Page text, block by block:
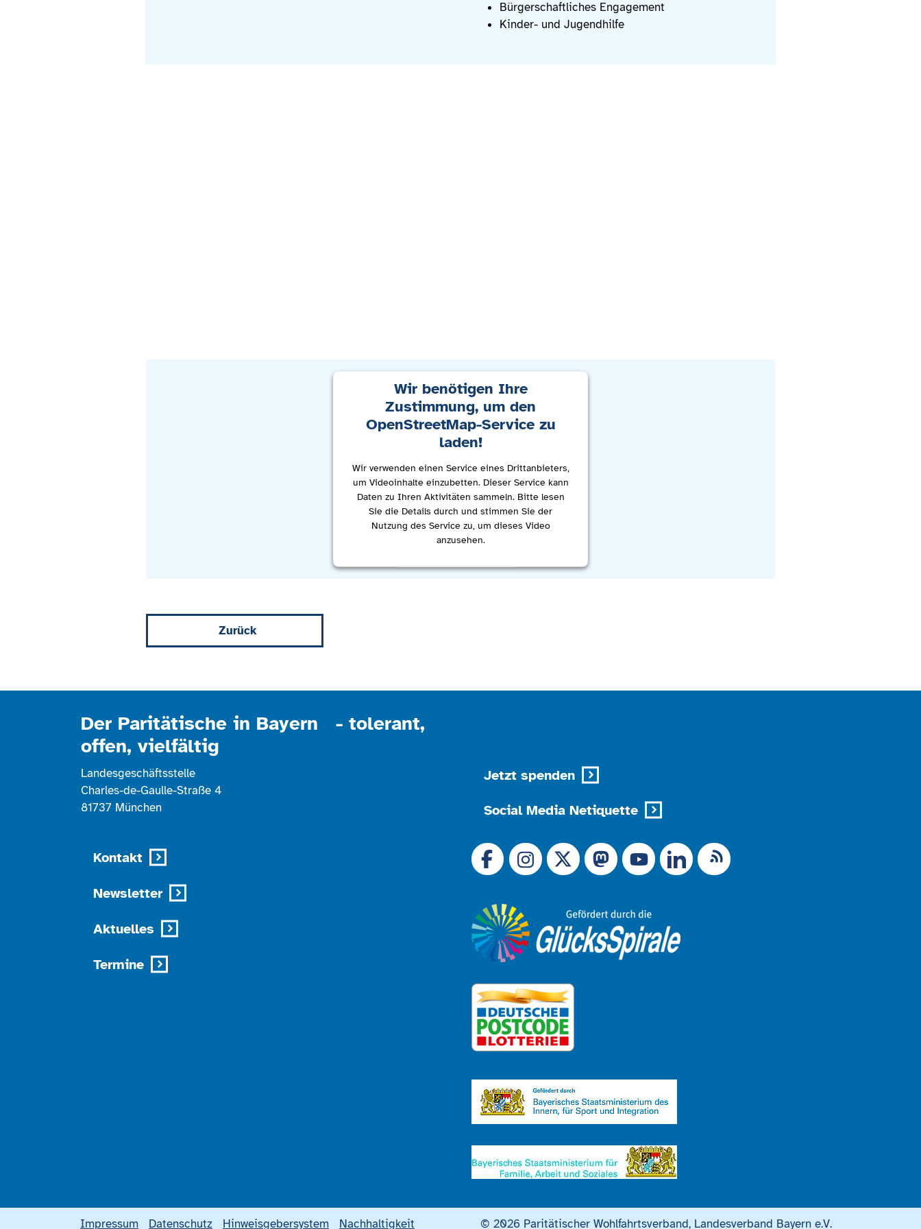
Bürgerschaftliches Engagement
Kinder- und Jugendhilfe
Wir benötigen Ihre
Zustimmung, um den
OpenStreetMap-Service zu
laden!
Wir verwenden einen Service eines Drittanbieters,
um Videoinhalte einzubetten. Dieser Service kann
Daten zu Ihren Aktivitäten sammeln. Bitte lesen
Sie die Details durch und stimmen Sie der
Nutzung des Service zu, um dieses Video
anzusehen.
Zurück
Der Paritätische in Bayern - tolerant,
offen, vielfältig
Landesgeschäftsstelle
Charles-de-Gaulle-Straße 4
81737 München
Kontakt
Newsletter
Aktuelles
Termine
Jetzt spenden
Social Media Netiquette
Link zu X (Ex-Twitter)
RSS-Feed
Impressum Datenschutz Hinweisgebersystem Nachhaltigkeit © 2026 Paritätischer Wohlfahrtsverband, Landesverband Bayern e.V.